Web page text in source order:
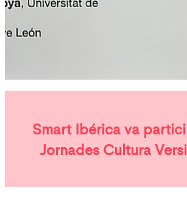
Smart Ibérica va
Jornades Cultura